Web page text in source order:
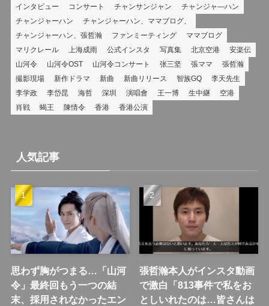
インタビュー
コンサート チャンサンジャン
チャンジャ―ハン
チャンジャーハン
チャンジャーハン、ママブログ、
チャンジャーハン、張哲瀚
ファンミーティング
ママブログ
マリクレール
上海成雨 公式インスタ 写真集 北京空港
安楽伝
山河令
山河令OST 山河令コンサート 张三坚 張ママ
張哲瀚
撮影現場
新作ドラマ 新曲 新曲リリース 智族GQ
李天先生
李学政
李岱昆 海哲 深圳 演唱會 王一博 生中継
空港
肖戦
蝎王 陳情令 香港 香港公演
人気記事
思わず胸がつまる…「山河
令」最終回もう一つの結
末、採用されなかったエン
張哲瀚本人がインスタ動画
で激白「813事件で私をお
としいれたのは…皆さんは